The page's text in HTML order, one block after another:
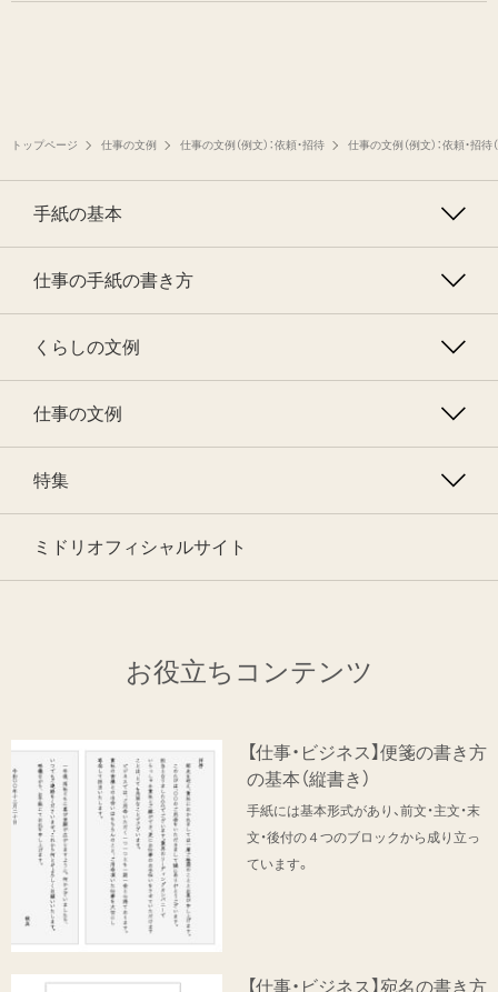
トップページ 仕事の文例 仕事の文例（例文）：依頼・招待 仕事の文例（例文）：依頼・招待（
手紙の基本
仕事の手紙の書き方
くらしの文例
仕事の文例
特集
ミドリオフィシャルサイト
お役立ちコンテンツ
【仕事・ビジネス】便箋の書き方
の基本（縦書き）
手紙には基本形式があり、前文・主文・末
文・後付の４つのブロックから成り立っ
ています。
【仕事・ビジネス】宛名の書き方